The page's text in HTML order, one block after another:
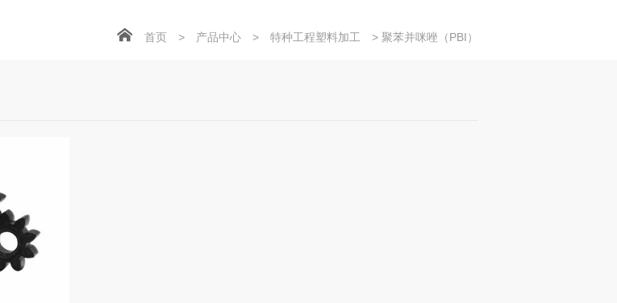
首页 > 产品中心 > 特种工程塑料加工 > 聚苯并咪唑（PBI）